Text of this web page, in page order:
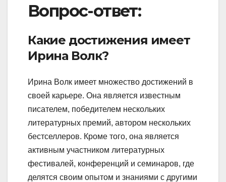
Вопрос-ответ:
Какие достижения имеет
Ирина Волк?
Ирина Волк имеет множество достижений в
своей карьере. Она является известным
писателем, победителем нескольких
литературных премий, автором нескольких
бестселлеров. Кроме того, она является
активным участником литературных
фестивалей, конференций и семинаров, где
делятся своим опытом и знаниями с другими